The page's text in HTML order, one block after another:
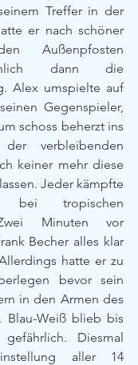
Treffer in der
er nach schöner
Außenpfosten
dann die
Alex umspielte auf
Gegenspieler,
schoss beherzt ins
verbleibenden
keiner mehr diese
Jeder kämpfte
bei tropischen
Minuten vor
Becher alles klar
hatte er zu
bevor sein
in den Armen des
Blau-Weiß blieb bis
Diesmal
aller 14